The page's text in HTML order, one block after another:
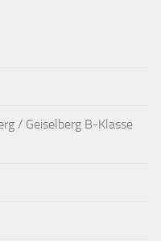
/ Geiselberg B-Klasse